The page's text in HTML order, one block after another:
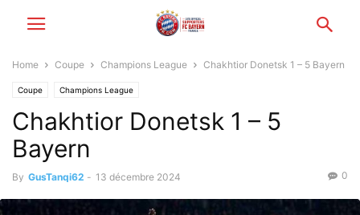
Home Coupe Champions League Chakhtior Donetsk 1 – 5 Bayern
Coupe Champions League
Chakhtior Donetsk 1 – 5
Bayern
By GusTanqi62 - 13 décembre 2024 0